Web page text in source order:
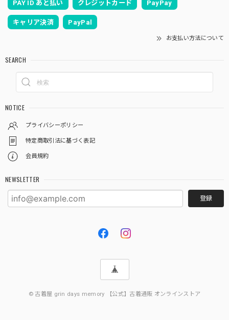
PAY ID あと払い クレジットカード PayPay
キャリア決済 PayPal
お支払い方法について
SEARCH
NOTICE
プライバシーポリシー
特定商取引法に基づく表記
会員規約
NEWSLETTER
登録
© 古着屋 grin days memory 【公式】古着通販 オンラインストア